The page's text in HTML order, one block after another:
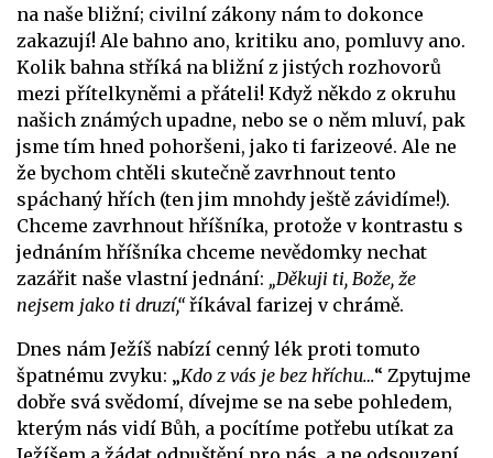
na naše bližní; civilní zákony nám to dokonce
zakazují! Ale bahno ano, kritiku ano, pomluvy ano.
Kolik bahna stříká na bližní z jistých rozhovorů
mezi přítelkyněmi a přáteli! Když někdo z okruhu
našich známých upadne, nebo se o něm mluví, pak
jsme tím hned pohoršeni, jako ti farizeové. Ale ne
že bychom chtěli skutečně zavrhnout tento
spáchaný hřích (ten jim mnohdy ještě závidíme!).
Chceme zavrhnout hříšníka, protože v kontrastu s
jednáním hříšníka chceme nevědomky nechat
zazářit naše vlastní jednání: „Děkuji ti, Bože, že
nejsem jako ti druzí,“říkával farizej v chrámě.
Dnes nám Ježíš nabízí cenný lék proti tomuto
špatnému zvyku: „Kdo z vás je bez hříchu…“ Zpytujme
dobře svá svědomí, dívejme se na sebe pohledem,
kterým nás vidí Bůh, a pocítíme potřebu utíkat za